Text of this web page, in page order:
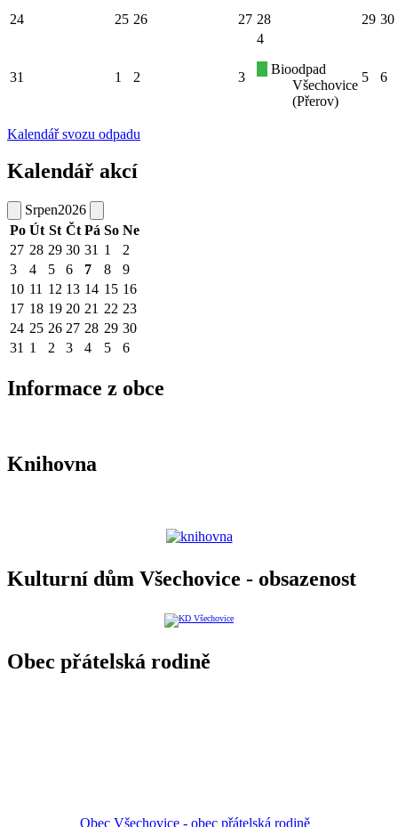
24 25 26 27 28 29 30
31 1 2 3
4
Bioodpad
Všechovice
(Přerov)
5 6
Kalendář svozu odpadu
Kalendář akcí
Srpen2026
Po Út St Čt Pá So Ne
27 28 29 30 31 1
2
3
4 5 6 7 8
9
10 11 12 13 14 15 16
17 18 19 20 21 22 23
24 25 26 27 28 29 30
31 1 2 3 4 5 6
Informace z obce
Knihovna
Kulturní dům Všechovice - obsazenost
Obec přátelská rodině
Obec Všechovice - obec přátelská rodině